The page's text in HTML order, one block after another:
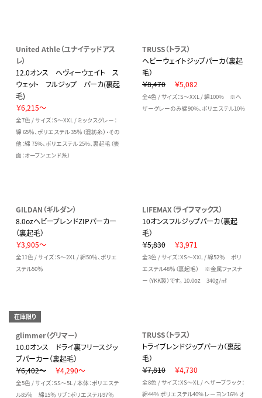
United Athle（ユナイテッドアス
レ）
12.0オンス ヘヴィーウェイト ス
ウェット フルジップ パーカ(裏起
毛)
￥6,215～
全7色 / サイズ：S～XXL / ミックスグレー：
綿 65％、ポリエステル 35％（混紡糸）・その
他：綿 75%、ポリエステル 25%、裏起毛（表
面：オープンエンド糸）
TRUSS（トラス）
ヘビーウェイトジップパーカ（裏起
毛）
￥8,470
￥5,082
全4色 / サイズ：S～XXL / 綿100% ※ヘ
ザーグレーのみ綿90%、ポリエステル10%
GILDAN（ギルダン）
8.0ozヘビーブレンドZIPパーカー
（裏起毛）
￥3,905～
全11色 / サイズ：S～2XL / 綿50％、ポリエ
ステル50％
LIFEMAX（ライフマックス）
10オンスフルジップパーカ（裏起
毛）
￥5,830
￥3,971
全3色 / サイズ：XS～XXL / 綿52％ ポリ
エステル48％（裏起毛） ※金属ファスナ
ー（YKK製）です。 10.0oz 340g/㎡
在庫限り
glimmer（グリマー）
10.0オンス ドライ裏フリースジッ
プパーカー（裏起毛）
￥6,402～
￥4,290～
全5色 / サイズ：SS～5L / 本体：ポリエステ
ル85％ 綿15％ リブ：ポリエステル97％
TRUSS（トラス）
トライブレンドジップパーカ（裏起
毛）
￥7,810
￥4,730
全8色 / サイズ：XS～XL / ヘザーブラック：
綿44% ポリエステル40% レーヨン16% オ